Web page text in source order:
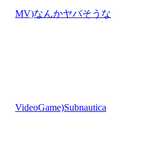
MV)なんかヤバそうな
VideoGame)Subnautica